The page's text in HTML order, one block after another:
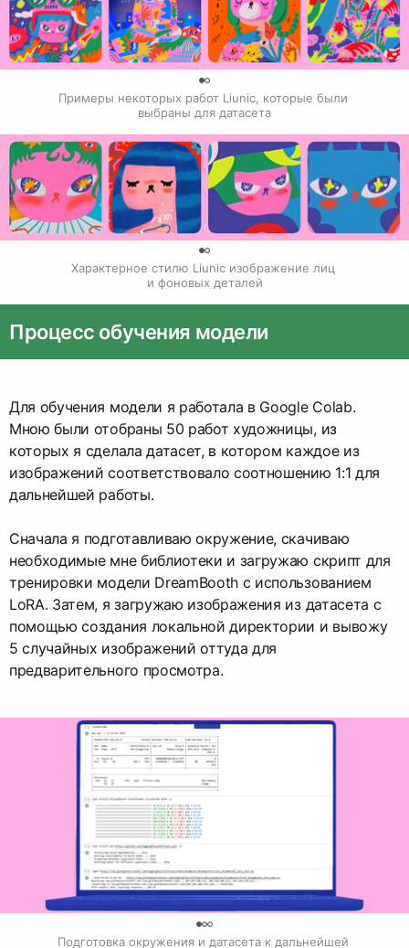
Примеры некоторых работ Liunic, которые были
выбраны для датасета
Характерное стилю Liunic изображение лиц
и фоновых деталей
Процесс обучения модели
Для обучения модели я работала в Google Colab.
Мною были отобраны 50 работ художницы, из
которых я сделала датасет, в котором каждое из
изображений соответствовало соотношению 1:1 для
дальнейшей работы.
Сначала я подготавливаю окружение, скачиваю
необходимые мне библиотеки и загружаю скрипт для
тренировки модели DreamBooth с использованием
LoRA. Затем, я загружаю изображения из датасета с
помощью создания локальной директории и вывожу
5 случайных изображений оттуда для
предварительного просмотра.
Подготовка окружения и датасета к дальнейшей